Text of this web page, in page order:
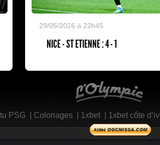
29/05/2026 à 22h45
NICE - ST ETIENNE : 4 - 1
PSG| Coloriages| 1xbet| 1xbet côte